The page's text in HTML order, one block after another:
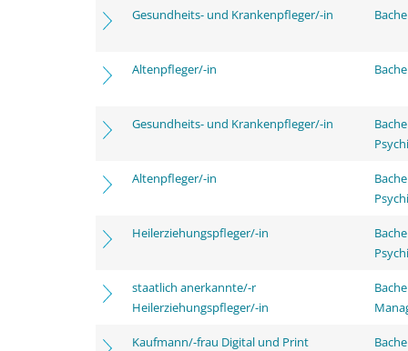
Gesundheits- und Krankenpfleger/-in
Altenpfleger/-in
Gesundheits- und Krankenpfleger/-in
Altenpfleger/-in
Heilerziehungspfleger/-in
staatlich anerkannte/-r
Heilerziehungspfleger/-in
Kaufmann/-frau Digital und Print